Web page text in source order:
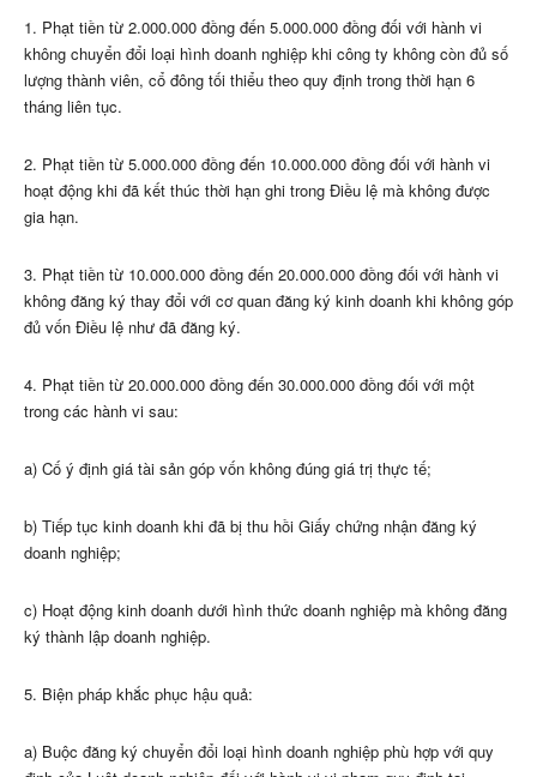
1. Phạt tiền từ 2.000.000 đồng đến 5.000.000 đồng đối với hành vi
không chuyển đổi loại hình doanh nghiệp khi công ty không còn đủ số
lượng thành viên, cổ đông tối thiểu theo quy định trong thời hạn 6
tháng liên tục.
2. Phạt tiền từ 5.000.000 đồng đến 10.000.000 đồng đối với hành vi
hoạt động khi đã kết thúc thời hạn ghi trong Điều lệ mà không được
gia hạn.
3. Phạt tiền từ 10.000.000 đồng đến 20.000.000 đồng đối với hành vi
không đăng ký thay đổi với cơ quan đăng ký kinh doanh khi không góp
đủ vốn Điều lệ như đã đăng ký.
4. Phạt tiền từ 20.000.000 đồng đến 30.000.000 đồng đối với một
trong các hành vi sau:
a) Cố ý định giá tài sản góp vốn không đúng giá trị thực tế;
b) Tiếp tục kinh doanh khi đã bị thu hồi Giấy chứng nhận đăng ký
doanh nghiệp;
c) Hoạt động kinh doanh dưới hình thức doanh nghiệp mà không đăng
ký thành lập doanh nghiệp.
5. Biện pháp khắc phục hậu quả:
a) Buộc đăng ký chuyển đổi loại hình doanh nghiệp phù hợp với quy